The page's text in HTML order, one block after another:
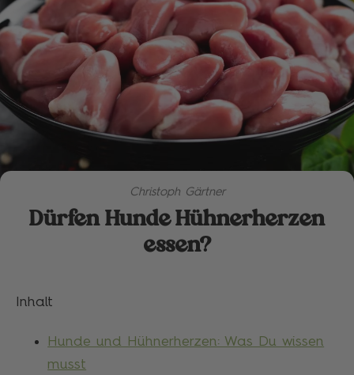
Christoph Gärtner
Dürfen Hunde Hühnerherzen
essen?
Inhalt
Hunde und Hühnerherzen: Was Du wissen
musst